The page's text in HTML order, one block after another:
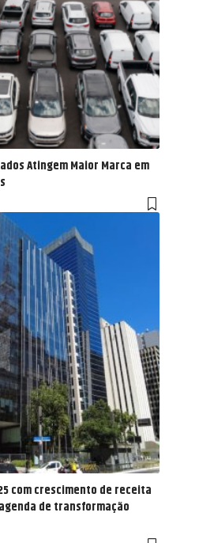
Atingem Maior Marca em
com crescimento de receita
de transformação